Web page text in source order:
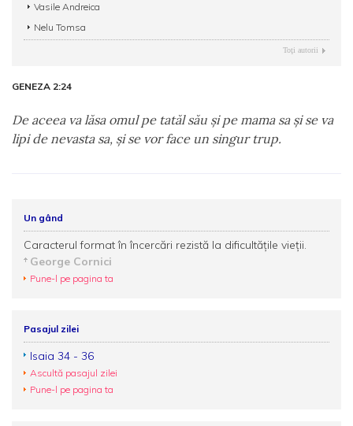
Vasile Andreica
Nelu Tomsa
Toţi autorii
GENEZA 2:24
De aceea va lăsa omul pe tatăl său şi pe mama sa şi se va
lipi de nevasta sa, şi se vor face un singur trup.
Un gând
Caracterul format în încercări rezistă la dificultățile vieții.
George Cornici
Pune-l pe pagina ta
Pasajul zilei
Isaia 34 - 36
Ascultă pasajul zilei
Pune-l pe pagina ta